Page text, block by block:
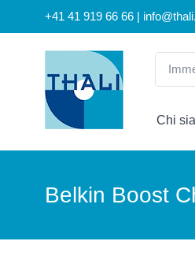
+41 41 919 66 66 |
Chi
Belkin Boost